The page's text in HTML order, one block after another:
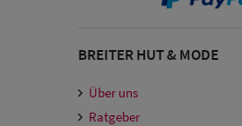
BREITER HUT & MODE
Über uns
Ratgeber